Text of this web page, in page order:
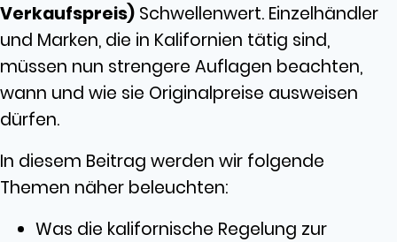
Verkaufspreis) Schwellenwert. Einzelhändler
und Marken, die in Kalifornien tätig sind,
müssen nun strengere Auflagen beachten,
wann und wie sie Originalpreise ausweisen
dürfen.
In diesem Beitrag werden wir folgende
Themen näher beleuchten:
Was die kalifornische Regelung zur